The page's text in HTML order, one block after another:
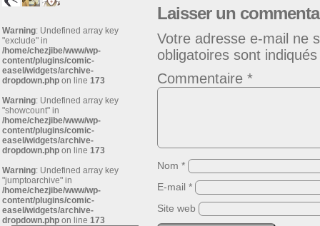
Warning: Undefined array key
"exclude" in
/home/chezjibe/www/wp-
content/plugins/comic-
easel/widgets/archive-
dropdown.php on line 173
Warning: Undefined array key
"showcount" in
/home/chezjibe/www/wp-
content/plugins/comic-
easel/widgets/archive-
dropdown.php on line 173
Warning: Undefined array key
"jumptoarchive" in
/home/chezjibe/www/wp-
content/plugins/comic-
easel/widgets/archive-
dropdown.php on line 173
Laisser un
Votre adresse e-mail ne
obligatoires sont
Commentaire *
Nom *
E-mail *
Site web